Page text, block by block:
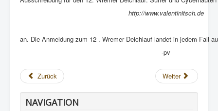
http://www.valentinitsch.de
an. Die Anmeldung zum 12 . Wremer Deichlauf landet in jedem Fall
-pv
Zurück Weiter
NAVIGATION